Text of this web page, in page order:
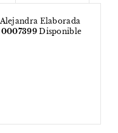
Elaborada
0007399Disponible